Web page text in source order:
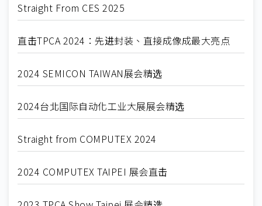
Straight From CES 2025
直击TPCA 2024：先进封装、直接成像成最大亮点
2024 SEMICON TAIWAN展会精选
2024台北国际自动化工业大展展会精选
Straight from COMPUTEX 2024
2024 COMPUTEX TAIPEI 展会直击